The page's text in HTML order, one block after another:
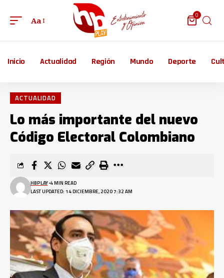
Aa
0
Inicio Actualidad Región Mundo Deporte
ACTUALIDAD
Lo más importante del nuevo
Código Electoral Colombiano
LAST UPDATED: 14 DICIEMBRE, 2020 7:32 AM
HBPLAY 4 MIN READ